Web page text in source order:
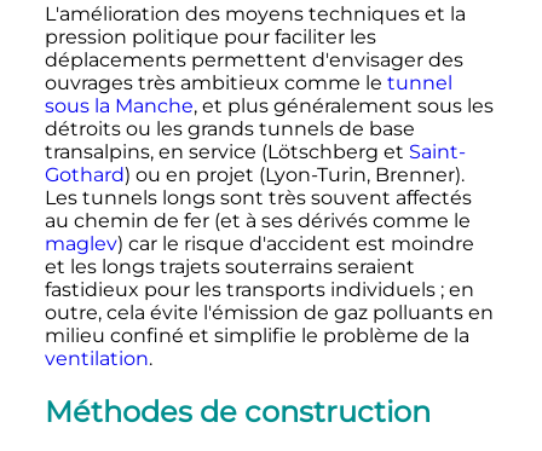
L'amélioration des moyens techniques et la
pression politique pour faciliter les
déplacements permettent d'envisager des
ouvrages très ambitieux comme le tunnel
sous la Manche, et plus généralement sous les
détroits ou les grands tunnels de base
transalpins, en service (Lötschberg et Saint-
Gothard) ou en projet (Lyon-Turin, Brenner).
Les tunnels longs sont très souvent affectés
au chemin de fer (et à ses dérivés comme le
maglev) car le risque d'accident est moindre
et les longs trajets souterrains seraient
fastidieux pour les transports individuels ; en
outre, cela évite l'émission de gaz polluants en
milieu confiné et simplifie le problème de la
ventilation.
Méthodes de construction